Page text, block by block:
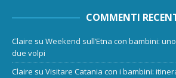
COMMENTI
Claire su Weekend sull’Etna con bambini:
due volpi
Claire su Visitare Catania con i bambini: